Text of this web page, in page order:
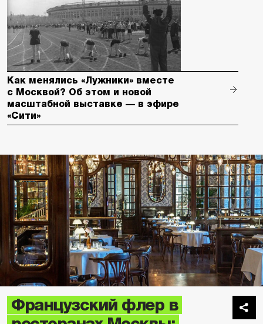
Как менялись «Лужники» вместе
с Москвой? Об этом и новой
масштабной выставке — в эфире
«Сити»
Французский флер в